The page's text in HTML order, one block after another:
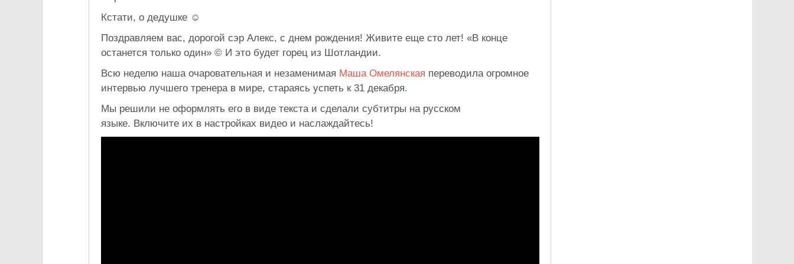
Кстати, о дедушке ☺
Поздравляем вас, дорогой сэр Алекс, с днем рождения! Живите еще сто лет! «В конце
останется только один» © И это будет горец из Шотландии.
Всю неделю наша очаровательная и незаменимая Маша Омелянская переводила огромное
интервью лучшего тренера в мире, стараясь успеть к 31 декабря.
Мы решили не оформлять его в виде текста и сделали субтитры на русском
языке. Включите их в настройках видео и наслаждайтесь!